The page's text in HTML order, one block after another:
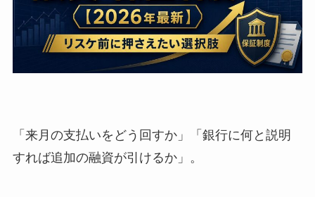
「来月の支払いをどう回すか」「銀行に何と説明
すれば追加の融資が引けるか」。